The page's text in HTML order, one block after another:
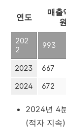
연도
매출
202
2
993
2023 667
2024
672
2024년 4
(적자 지속)